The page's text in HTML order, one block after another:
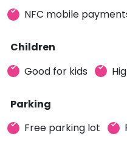
NFC mobile
Children
Good for kids
Parking
Free parking lot